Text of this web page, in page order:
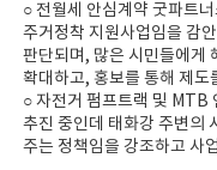
○ 전월세 안심계약 굿파트
주거정착 지원사업임을 감
판단되며, 많은 시민들에게
확대하고, 홍보를 통해 제도
○ 자전거 펌프트랙 및 MTB
추진 중인데 태화강 주변의
주는 정책임을 강조하고 사